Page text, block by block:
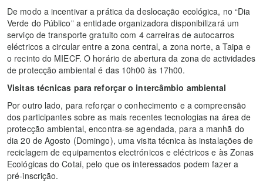
De modo a incentivar a prática da deslocação ecológica, no “Dia
Verde do Público” a entidade organizadora disponibilizará um
serviço de transporte gratuito com 4 carreiras de autocarros
eléctricos a circular entre a zona central, a zona norte, a Taipa e
o recinto do MIECF. O horário de abertura da zona de actividades
de protecção ambiental é das 10h00 às 17h00.
Visitas técnicas para reforçar o intercâmbio ambiental
Por outro lado, para reforçar o conhecimento e a compreensão
dos participantes sobre as mais recentes tecnologias na área de
protecção ambiental, encontra-se agendada, para a manhã do
dia 20 de Agosto (Domingo), uma visita técnica às instalações de
reciclagem de equipamentos electrónicos e eléctricos e às Zonas
Ecológicas do Cotai, pelo que os interessados podem fazer a
pré-inscrição.